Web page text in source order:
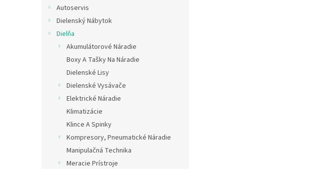
Autoservis
Dielenský Nábytok
Dielňa
Akumulátorové Náradie
Boxy A Tašky Na Náradie
Dielenské Lisy
Dielenské Vysávače
Elektrické Náradie
Klimatizácie
Klince A Spinky
Kompresory, Pneumatické Náradie
Manipulačná Technika
Meracie Prístroje